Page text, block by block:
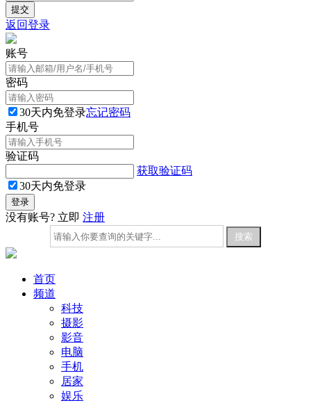
返回登录
账号
密码
30天内免登录忘记密码
手机号
验证码
获取验证码
30天内免登录
没有账号? 立即 注册
首页
频道
科技
摄影
影音
电脑
手机
居家
娱乐